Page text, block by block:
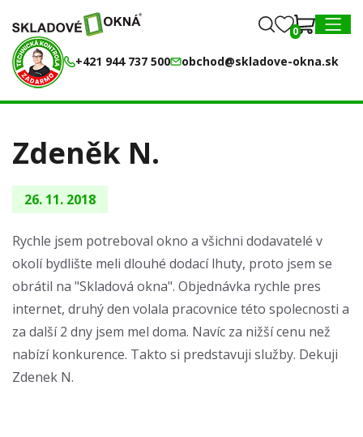
0
+421 944 737 500 obchod@skladove-okna.sk
0
Zdeněk N.
26. 11. 2018
Rychle jsem potreboval okno a všichni dodavatelé v
okolí bydlište meli dlouhé dodací lhuty, proto jsem se
obrátil na "Skladová okna". Objednávka rychle pres
internet, druhý den volala pracovnice této spolecnosti a
za další 2 dny jsem mel doma. Navíc za nižší cenu než
nabízí konkurence. Takto si predstavuji služby. Dekuji
Zdenek N.